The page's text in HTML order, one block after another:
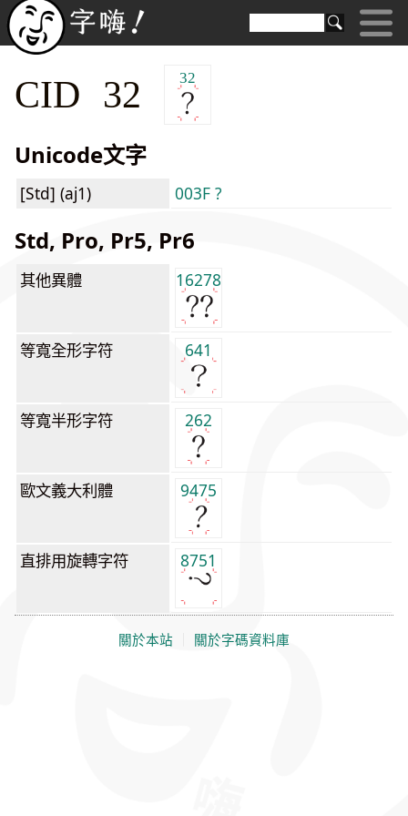
CID 32 32
Unicode文字
[Std] (aj1) 003F ?
Std, Pro, Pr5, Pr6
其他異體 16278
等寬全形字符 641
等寬半形字符 262
歐文義大利體 9475
直排用旋轉字符 8751
關於本站 關於字碼資料庫